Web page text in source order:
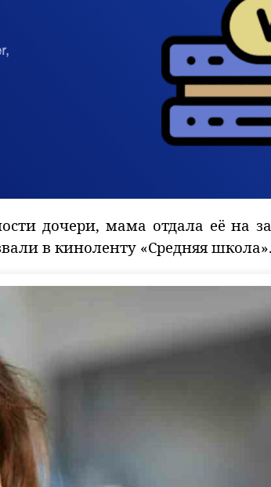
дочери, мама отдала её на
в киноленту «Средняя школа».